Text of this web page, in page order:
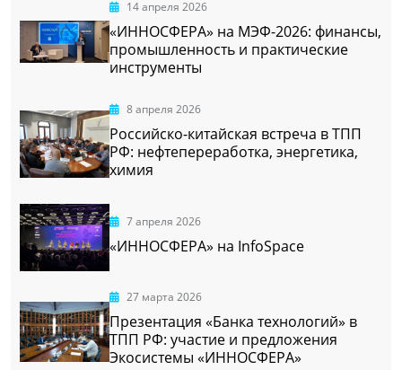
14 апреля 2026
«ИННОСФЕРА» на МЭФ-2026: финансы,
промышленность и практические
инструменты
8 апреля 2026
Российско-китайская встреча в ТПП
РФ: нефтепереработка, энергетика,
химия
7 апреля 2026
«ИННОСФЕРА» на InfoSpace
27 марта 2026
Презентация «Банка технологий» в
ТПП РФ: участие и предложения
Экосистемы «ИННОСФЕРА»